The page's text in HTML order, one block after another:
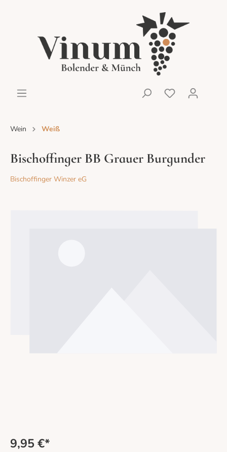
Wein Weiß
Bischoffinger BB Grauer Burgunder
Bischoffinger Winzer eG
9,95 €*